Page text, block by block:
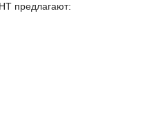
предлагают: